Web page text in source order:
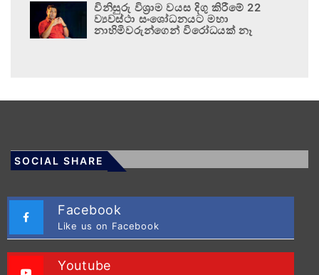
විනිසුරු විශ්‍රාම වයස දිගු කිරීමේ 22
ව්‍යවස්ථා සංශෝධනයට මහා
නාහිමිවරුන්ගෙන් විරෝධයක් නෑ
SOCIAL SHARE
Facebook
Like us on Facebook
Youtube